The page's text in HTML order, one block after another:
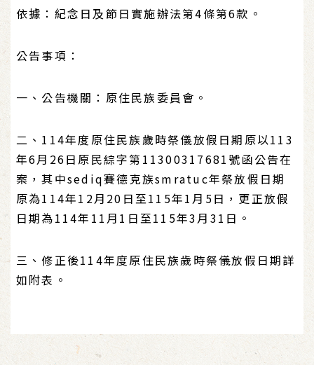
依據：紀念日及節日實施辦法第4條第6款。
公告事項：
一、公告機關：原住民族委員會。
二、114年度原住民族歲時祭儀放假日期原以113
年6月26日原民綜字第11300317681號函公告在
案，其中sediq賽德克族smratuc年祭放假日期
原為114年12月20日至115年1月5日，更正放假
日期為114年11月1日至115年3月31日。
三、修正後114年度原住民族歲時祭儀放假日期詳
如附表。